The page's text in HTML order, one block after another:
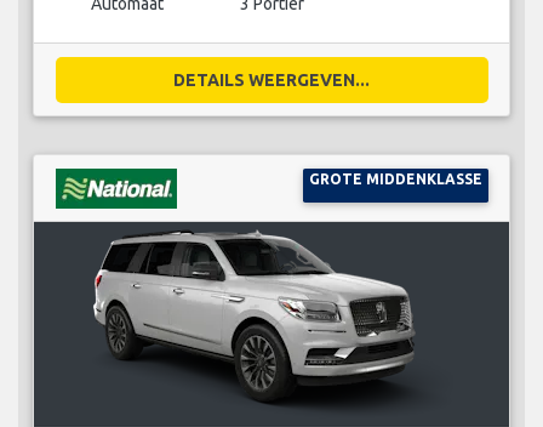
Automaat 3 Portier
DETAILS WEERGEVEN...
GROTE MIDDENKLASSE